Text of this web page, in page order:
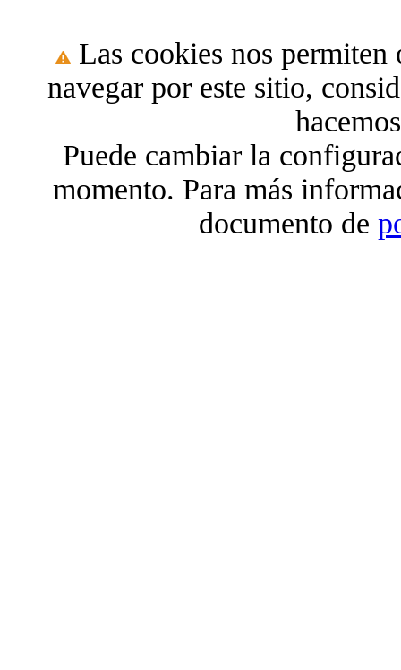
Las cookies nos permiten
navegar por este sitio,
Puede cambiar la
momento. Para más
documento de